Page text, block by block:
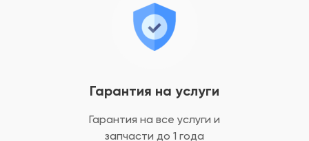
Гарантия на услуги
Гарантия на все услуги и
запчасти до 1 года